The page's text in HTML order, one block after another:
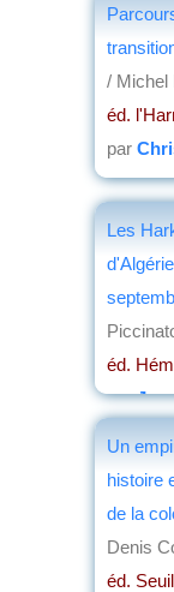
/ Michel
éd.
par
Les
éd.
par
Un
histoire
de la
Denis
éd. Seuil